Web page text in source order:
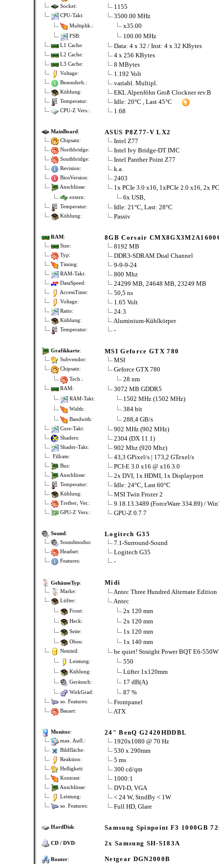
Socket: 1155
CPU-Takt: 3500.00 MHz
Multiplik.: x35.00
FSB: 100.00 MHz
L1 Cache: Data: 4 x 32 / Inst: 4 x 32 KBytes
L2 Cache: 4 x 256 KBytes
L3 Cache: 8 MBytes
Voltage: 1.192 Volt
Besonderh.: variabl. Multipl.
Kühlung: EKL Alpenföhn Groß Clockner rev.B
Temperatur: Idle: 20°C , Last 45°C
CPU-Z Vers.: 1.68
MainBoard: ASUS P8Z77-V LX2
Chipsatz: Intel Z77
Northbridge: Intel Ivy Bridge-DT IMC
Southbridge: Intel Panther Point Z77
Revision: k.a.
BiosVersion: 2403
Anschlüsse: 1x PCIe 3.0 x16, 1xPCIe 2.0 x16, 2x
extern: 6x USB,
Temperatur: Idle: 21°C, Last: 28°C
Kühlung: Passiv
RAM: 8GB Corsair
Size: 8192 MB
Typ: DDR3-SDRAM Dual Channel
Timing: 9-9-9-24
RAM-Takt: 800 Mhz
DataSpeed: 24299 MB, 24648 MB, 23249 MB
AccessTime: 50,5 ns
Voltage: 1.65 Volt
Ratio: 24:3
Kühlung: Aluminium-Kühlkörper
Temperatur: -
Grafikkarte: MSI Geforce GTX 780
Subvendor: MSI
Chipsatz: Geforce GTX 780
Tech.: 28 nm
RAM: 3072 MB GDDR5
RAM-Takt: 1502 MHz (1502 MHz)
Width: 384 bit
Bandwith: 288,4 GB/s
Core-Takt: 902 MHz (902 MHz)
Shaders: 2304 (DX 11.1)
Shader-Takt: 902 Mhz (920 Mhz)
Fillrate: 43,3 GPixel/s | 173,2 GTexel/s
Bus: PCI-E 3.0 x16 @ x16 3.0
Anschlüsse: 2x DVI, 1x HDMI, 1x Displayport
Temperatur: Idle: 24°C, Last 60°C
Kühlung: MSI Twin Frozer 2
Treiber, Ver.: 9.18.13.3489 (ForceWare 334.89) /
GPU-Z Vers.: GPU-Z 0.7.7
Sound: Logitech G35
Soundmodus: 7.1-Surround-Sound
Headset: Logitech G35
Features: -
GehäuseTyp: Midi
Marke: Antec Three Hundred Alternate Edition
Lüfter: Antec
Front: 2x 120 mm
Heck: 2x 120 mm
Seite: 1x 120 mm
Oben: 1x 140 mm
Netzteil: be quiet! Straight Power BQT E6-550W
Leistung: 550
Kühlung: Lüfter 1x120mm
Geräusch: 17 dB(A)
WirkGrad: 87 %
so. Features: Frontpanel
Bauart: ATX
Monitor: 24" BenQ G2420HDDBL
max. Aufl.: 1920x1080 @ 70 Hz
Bildfläche: 530 x 290mm
Reaktion: 5 ms
Helligkeit: 300 cd/qm
Kontrast: 1000:1
Anschlüsse: DVI-D, VGA
Leistung: < 24 W, StndBy < 1W
so. Features: Full HD, Glare
HardDisk: Samsung Spinpoint F3 1000GB
CD / DVD: 2x Samsung SH-S183A
Router: Netgear DGN2000B